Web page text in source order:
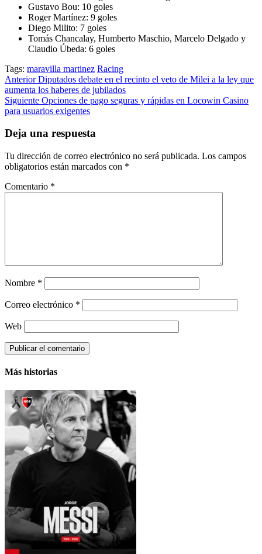
Gustavo Bou: 10 goles
Roger Martínez: 9 goles
Diego Milito: 7 goles
Tomás Chancalay, Humberto Maschio, Marcelo Delgado y
Claudio Úbeda: 6 goles
Tags: maravilla martinez Racing
Post
navigation
AnteriorDiputados debate en el recinto el veto de Milei a la ley que
aumenta los haberes de jubilados
Siguiente Opciones de pago seguras y rápidas en Locowin Casino
para usuarios exigentes
Deja una respuesta
Tu dirección de correo electrónico no será publicada. Los campos
obligatorios están marcados con *
Comentario *
Nombre *
Correo electrónico *
Web
Más historias